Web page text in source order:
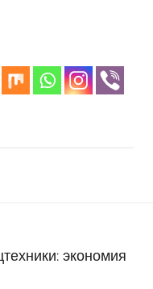
экономия